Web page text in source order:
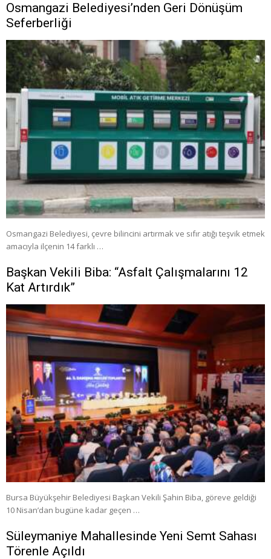
Osmangazi Belediyesi’nden Geri Dönüşüm
Seferberliği
Osmangazi Belediyesi, çevre bilincini artırmak ve sıfır atığı teşvik etmek
amacıyla ilçenin 14 farklı …
Başkan Vekili Biba: “Asfalt Çalışmalarını 12
Kat Artırdık”
Bursa Büyükşehir Belediyesi Başkan Vekili Şahin Biba, göreve geldiği
10 Nisan’dan bugüne kadar geçen …
Süleymaniye Mahallesinde Yeni Semt Sahası
Törenle Açıldı